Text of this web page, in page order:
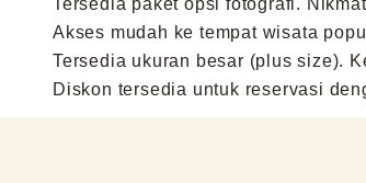
Akses mudah ke tempat wisata
Tersedia ukuran besar (plus size).
Diskon tersedia untuk reservasi